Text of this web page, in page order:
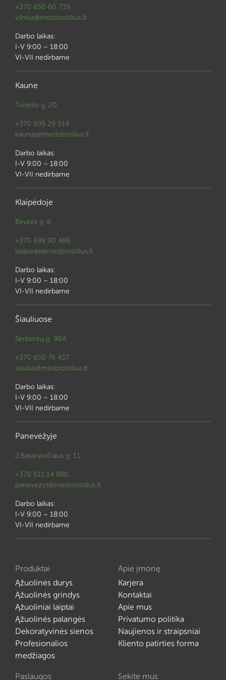
+370 650 60 739
vilnius@medziostilius.lt
Darbo laikas:
I-V 9:00 – 18:00
VI-VII nedirbame
Kaune
Tunelio g. 20
+370 699 29 914
kaunas@medziostilius.lt
Darbo laikas:
I-V 9:00 – 18:00
VI-VII nedirbame
Klaipėdoje
Birutės g. 6
+370 699 90 488
klaipeda@medziostilius.lt
Darbo laikas:
I-V 9:00 – 18:00
VI-VII nedirbame
Šiauliuose
Serbentų g. 90A
+370 650 76 437
siauliai@medziostilius.lt
Darbo laikas:
I-V 9:00 – 18:00
VI-VII nedirbame
Panevėžyje
J.Basanavičiaus g. 11
+370 611 14 880
panevezys@medziostilius.lt
Darbo laikas:
I-V 9:00 – 18:00
VI-VII nedirbame
Produktai
Ąžuolinės durys
Ąžuolinės grindys
Ąžuoliniai laiptai
Ąžuolinės palangės
Dekoratyvinės sienos
Profesionalios
medžiagos
Apie įmonę
Karjera
Kontaktai
Apie mus
Privatumo politika
Naujienos ir straipsniai
Kliento patirties forma
Paslaugos Sekite mus